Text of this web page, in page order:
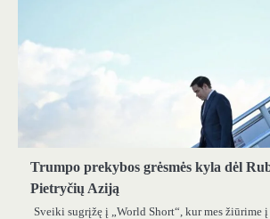
Trumpo prekybos grėsmės kyla dėl
Pietryčių Aziją
Sveiki sugrįžę į „World Short“, kur mes žiūrime